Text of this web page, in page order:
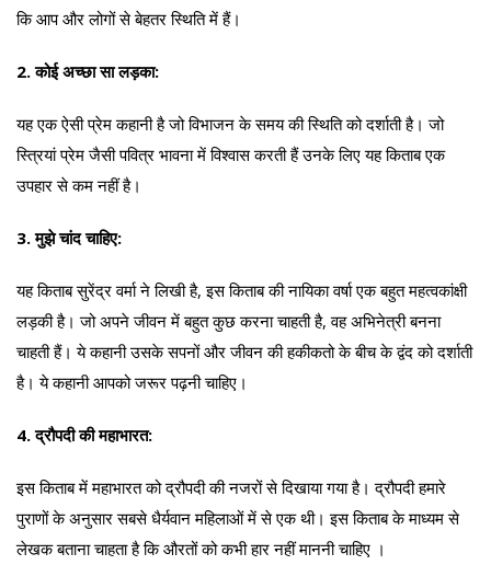
कि आप और लोगों से बेहतर स्थिति में हैं।
2. कोई अच्छा सा लड़का:
यह एक ऐसी प्रेम कहानी है जो विभाजन के समय की स्थिति को दर्शाती है। जो
स्त्रियां प्रेम जैसी पवित्र भावना में विश्वास करती हैं उनके लिए यह किताब एक
उपहार से कम नहीं है।
3. मुझे चांद चाहिए:
यह किताब सुरेंद्र वर्मा ने लिखी है, इस किताब की नायिका वर्षा एक बहुत महत्वकांक्षी
लड़की है। जो अपने जीवन में बहुत कुछ करना चाहती है, वह अभिनेत्री बनना
चाहती हैं। ये कहानी उसके सपनों और जीवन की हकीकतो के बीच के द्वंद को दर्शाती
है। ये कहानी आपको जरूर पढ़नी चाहिए।
4. द्रौपदी की महाभारत:
इस किताब में महाभारत को द्रौपदी की नजरों से दिखाया गया है। द्रौपदी हमारे
पुराणों के अनुसार सबसे धैर्यवान महिलाओं में से एक थी। इस किताब के माध्यम से
लेखक बताना चाहता है कि औरतों को कभी हार नहीं माननी चाहिए ।